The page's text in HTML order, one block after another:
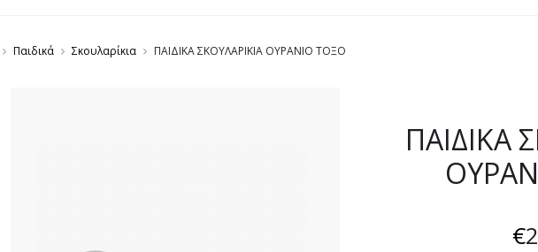
Παιδικά Σκουλαρίκια ΠΑΙΔΙΚΑ ΣΚΟΥΛΑΡΙΚΙΑ ΟΥΡΑΝΙΟ ΤΟΞΟ
ΠΑΙΔΙΚΑ
€